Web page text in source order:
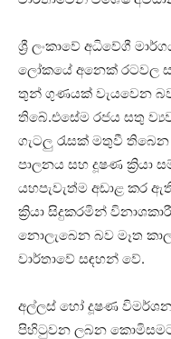
ශ්‍රී ලංකාවේ අධිවේගී
ලෝකයේ අනෙක් රටවල
තුන් ගුණයක් වැයවෙන බව
තිබේ.එසේම රජය සතු
ගැටලු රැසක් මතුවී
පාලනය සහ දූෂණ ක්‍රියා
යහපැවැත්ම අඩාළ කර
ක්‍රියා සිදුකරමින්
නොලැබෙන බව මෑත
වාර්තාවේ සඳහන් වේ.
අල්ලස් හෝ දූෂණ
පිහිටුවන ලබන